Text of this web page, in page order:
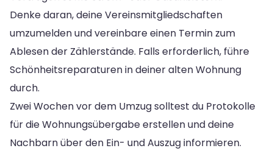
Denke daran, deine Vereinsmitgliedschaften
umzumelden und vereinbare einen Termin zum
Ablesen der Zählerstände. Falls erforderlich, führe
Schönheitsreparaturen in deiner alten Wohnung
durch.
Zwei Wochen vor dem Umzug solltest du Protokolle
für die Wohnungsübergabe erstellen und deine
Nachbarn über den Ein- und Auszug informieren.